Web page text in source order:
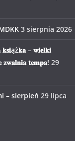
3 sierpnia 2026
– 𝐰𝐢𝐞𝐥𝐤𝐢
𝐳𝐰𝐚𝐥𝐧𝐢𝐚 𝐭𝐞𝐦𝐩𝐚! 29
– sierpień 29 lipca